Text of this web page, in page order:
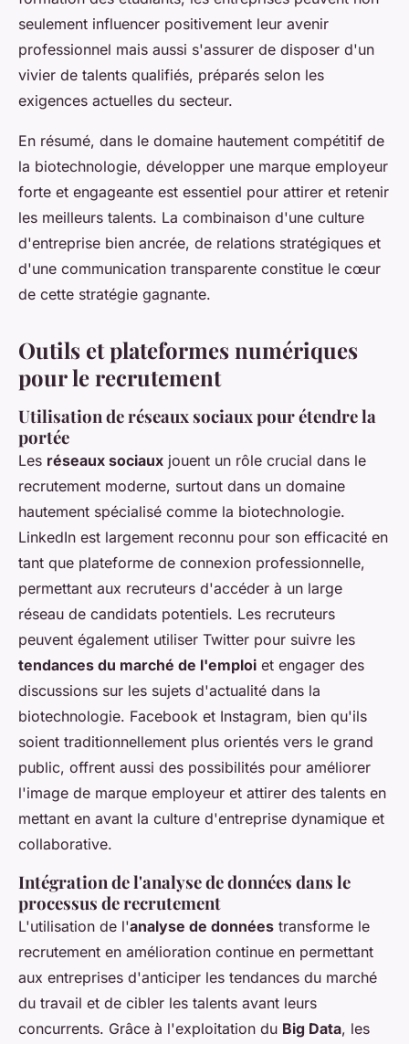
seulement influencer positivement leur avenir
professionnel mais aussi s'assurer de disposer d'un
vivier de talents qualifiés, préparés selon les
exigences actuelles du secteur.
En résumé, dans le domaine hautement compétitif de
la biotechnologie, développer une marque employeur
forte et engageante est essentiel pour attirer et retenir
les meilleurs talents. La combinaison d'une culture
d'entreprise bien ancrée, de relations stratégiques et
d'une communication transparente constitue le cœur
de cette stratégie gagnante.
Outils et plateformes numériques
pour le recrutement
Utilisation de réseaux sociaux pour étendre la
portée
Les réseaux sociaux jouent un rôle crucial dans le
recrutement moderne, surtout dans un domaine
hautement spécialisé comme la biotechnologie.
LinkedIn est largement reconnu pour son efficacité en
tant que plateforme de connexion professionnelle,
permettant aux recruteurs d'accéder à un large
réseau de candidats potentiels. Les recruteurs
peuvent également utiliser Twitter pour suivre les
tendances du marché de l'emploi et engager des
discussions sur les sujets d'actualité dans la
biotechnologie. Facebook et Instagram, bien qu'ils
soient traditionnellement plus orientés vers le grand
public, offrent aussi des possibilités pour améliorer
l'image de marque employeur et attirer des talents en
mettant en avant la culture d'entreprise dynamique et
collaborative.
Intégration de l'analyse de données dans le
processus de recrutement
L'utilisation de l'analyse de données transforme le
recrutement en amélioration continue en permettant
aux entreprises d'anticiper les tendances du marché
du travail et de cibler les talents avant leurs
concurrents. Grâce à l'exploitation du Big Data, les